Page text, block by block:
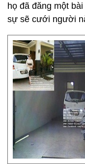
họ đã đăng một
sự sẽ cưới người